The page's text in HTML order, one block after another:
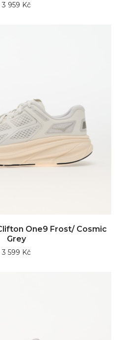
3 959 Kč
One9 Frost/ Cosmic
Grey
3 599 Kč